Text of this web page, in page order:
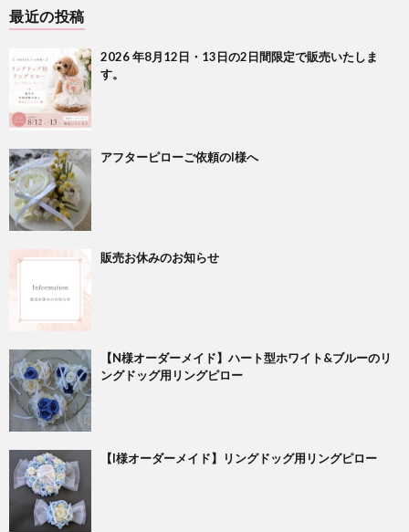
最近の投稿
2026 年8月12日・13日の2日間限定で販売いたしま
す。
アフターピローご依頼のI様へ
販売お休みのお知らせ
【N様オーダーメイド】ハート型ホワイト&ブルーのリ
ングドッグ用リングピロー
【I様オーダーメイド】リングドッグ用リングピロー